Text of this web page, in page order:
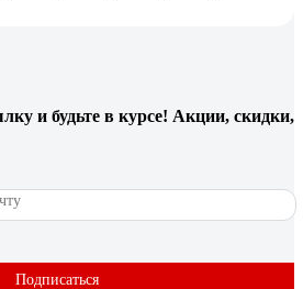
и будьте в курсе! Акции, скидки,
Подписаться